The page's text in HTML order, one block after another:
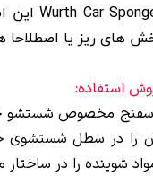
Wurth Car این
های ریز یا اصطلاحا
استفاده:
مخصوص شستشو
را در سطل شستشوی
شوینده را در